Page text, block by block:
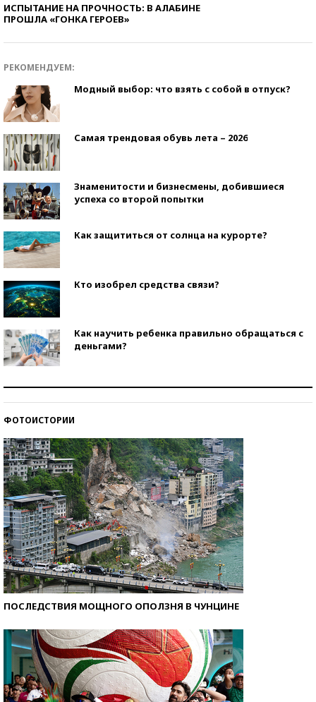
ИСПЫТАНИЕ НА ПРОЧНОСТЬ: В АЛАБИНЕ
ПРОШЛА «ГОНКА ГЕРОЕВ»
РЕКОМЕНДУЕМ:
Модный выбор: что взять с собой в отпуск?
Самая трендовая обувь лета – 2026
Знаменитости и бизнесмены, добившиеся
успеха со второй попытки
Как защититься от солнца на курорте?
Кто изобрел средства связи?
Как научить ребенка правильно обращаться с
деньгами?
ФОТОИСТОРИИ
ПОСЛЕДСТВИЯ МОЩНОГО ОПОЛЗНЯ В ЧУНЦИНЕ